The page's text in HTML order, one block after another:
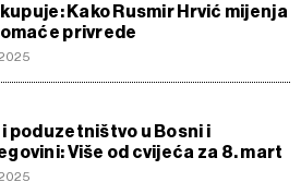
Kako Rusmir Hrvić mijenja
privrede
poduzetništvo u Bosni i
Više od cvijeća za 8. mart